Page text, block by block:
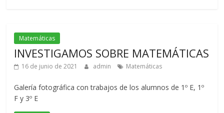
Matemáticas
INVESTIGAMOS SOBRE MATEMÁTICAS
16 de junio de 2021 admin Matemáticas
Galería fotográfica con trabajos de los alumnos de 1º E, 1º
F y 3º E